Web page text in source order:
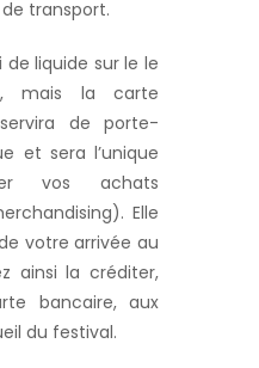
transport.
liquide sur le le
mais la carte
de porte-
et sera l’unique
vos achats
Elle
votre arrivée au
ainsi la créditer,
bancaire, aux
du festival.